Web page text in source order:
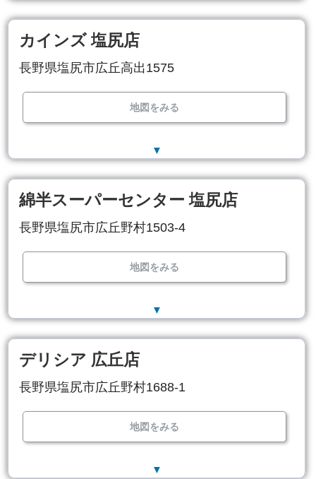
カインズ 塩尻店
長野県塩尻市広丘高出1575
地図をみる
▼
綿半スーパーセンター 塩尻店
長野県塩尻市広丘野村1503-4
地図をみる
▼
デリシア 広丘店
長野県塩尻市広丘野村1688-1
地図をみる
▼